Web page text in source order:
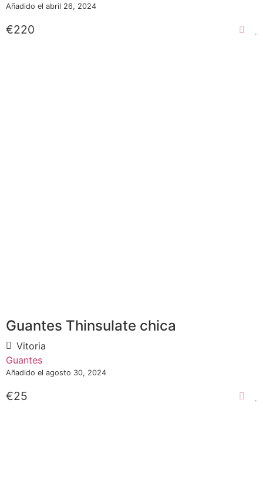
Añadido el abril 26, 2024
€220
Guantes Thinsulate chica
Vitoria
Guantes
Añadido el agosto 30, 2024
€25